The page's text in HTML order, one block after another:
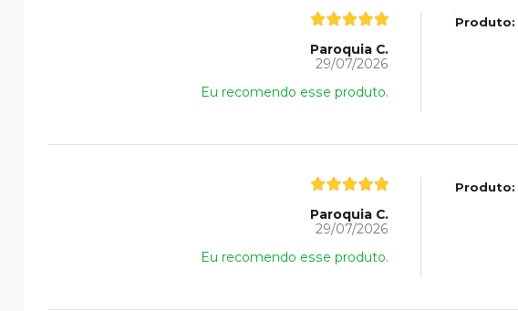
Paroquia C.
29/07/2026
Eu recomendo esse produto.
Produto:
Paroquia C.
29/07/2026
Eu recomendo esse produto.
Produto: